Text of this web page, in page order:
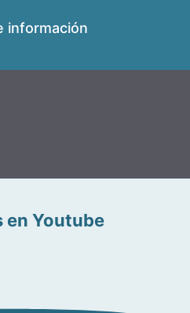
información
en Youtube